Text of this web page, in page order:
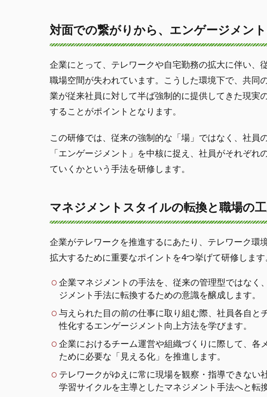
対面での繋がりから、エンゲージメン
企業にとって、テレワークや自宅勤務の拡大に伴い、
職場空間が失われています。こうした環境下で、共同
業が従来社員に対して半ば強制的に提供してきた現実
することがポイントとなります。
この研修では、従来の強制的な「場」ではなく、社員
「エンゲージメント」を中核に捉え、社員がそれぞ
ていくかという手法を研修します。
マネジメントスタイルの転換と職場の
企業がテレワークを推進するにあたり、テレワーク環
拡大するために重要なポイントを4つ挙げて研修しま
企業マネジメントの手法を、従来の管理型ではなく
ジメント手法に転換するための意識を醸成します。
与えられた目の前の仕事に取り組む際、社員各自と
性化するエンゲージメント向上方法を学びます。
企業におけるチーム運営や組織づくりに際して、各
ために必要な「見える化」を推進します。
テレワークがゆえに常に現場を観察・指導できない
学習サイクルを主導としたマネジメント手法へと転